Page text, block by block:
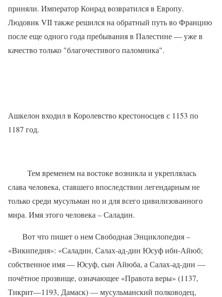
приняли. Император Конрад возвратился в Европу.
Людовик VII также решился на обратный путь во Францию
после еще одного года пребывания в Палестине — уже в
качество только "благочестивого паломника".
Ашкелон входил в Королевство крестоносцев с 1153 по
1187 год.
Тем временем на востоке возникла и укреплялась
слава человека, ставшего впоследствии легендарным не
только среди мусульман но и для всего цивилизованного
мира. Имя этого человека – Саладин.
Вот что пишет о нем Свободная Энциклопедия –
«Википедия»: «Саладин, Салах-ад-дин Юсуф ибн-Айюб;
собственное имя — Юсуф, сын Айюба, а Салах-ад-дин —
почётное прозвище, означающее «Правота веры» (1137,
Тикрит—1193, Дамаск) — мусульманский полководец,